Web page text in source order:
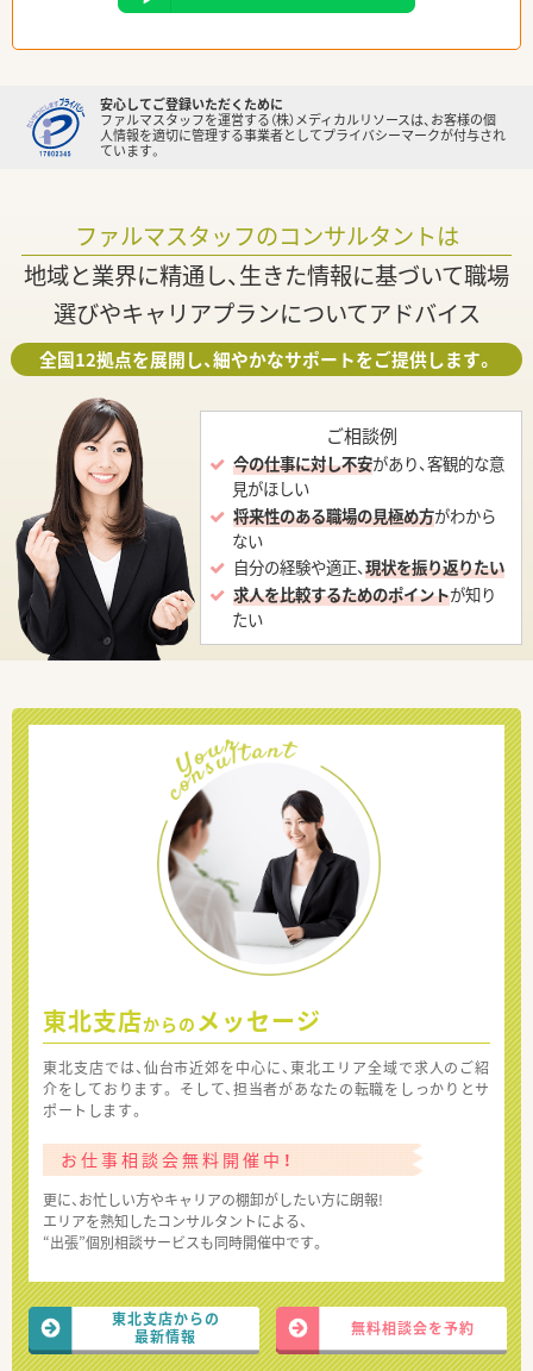
安心してご登録いただくために
ファルマスタッフを運営する（株）メディカルリソースは、お客様の個
人情報を適切に管理する事業者としてプライバシーマークが付与され
ています。
ファルマスタッフのコンサルタントは
地域と業界に精通し、生きた情報に基づいて職場
選びやキャリアプランについてアドバイス
全国12拠点を展開し、細やかなサポートをご提供します。
ご相談例
今の仕事に対し不安があり、客観的な意
見がほしい
将来性のある職場の見極め方がわから
ない
自分の経験や適正、現状を振り返りたい
求人を比較するためのポイントが知り
たい
東北支店からの メッセージ
東北支店では、仙台市近郊を中心に、東北エリア全域で求人のご紹
介をしております。 そして、担当者があなたの転職をしっかりとサ
ポートします。
お仕事相談会無料開催中！
更に、お忙しい方やキャリアの棚卸がしたい方に朗報!
エリアを熟知したコンサルタントによる、
“出張”個別相談サービスも同時開催中です。
東北支店からの
最新情報
無料相談会を予約